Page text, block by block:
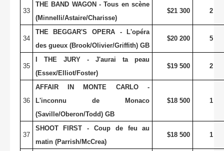
33
THE BAND WAGON - Tous en scène
(Minnelli/Astaire/Charisse)
$21 300 2
34
THE BEGGAR'S OPERA - L'opéra
des gueux (Brook/Olivier/Griffith) GB
$20 200 5
35
I THE JURY - J'aurai ta peau
(Essex/Elliot/Foster)
$19 500 2
36
AFFAIR IN MONTE CARLO -
L'inconnu de Monaco
(Saville/Oberon/Todd) GB
$18 500 1
37
SHOOT FIRST - Coup de feu au
matin (Parrish/McCrea)
$18 500 1